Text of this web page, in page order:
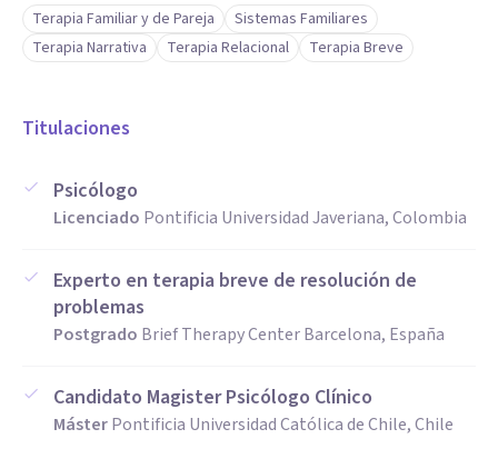
Terapia Familiar y de Pareja
Sistemas Familiares
Terapia Narrativa
Terapia Relacional Terapia Breve
Titulaciones
Psicólogo
Licenciado Pontificia Universidad Javeriana, Colombia
Experto en terapia breve de resolución de
problemas
Postgrado Brief Therapy Center Barcelona, España
Candidato Magister Psicólogo Clínico
MásterPontificia Universidad Católica de Chile, Chile